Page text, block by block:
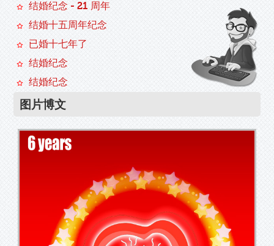
结婚纪念 - 21 周年
结婚十五周年纪念
已婚十七年了
结婚纪念
结婚纪念
图片博文